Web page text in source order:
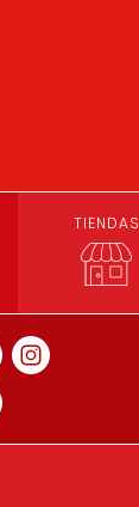
TIENDAS